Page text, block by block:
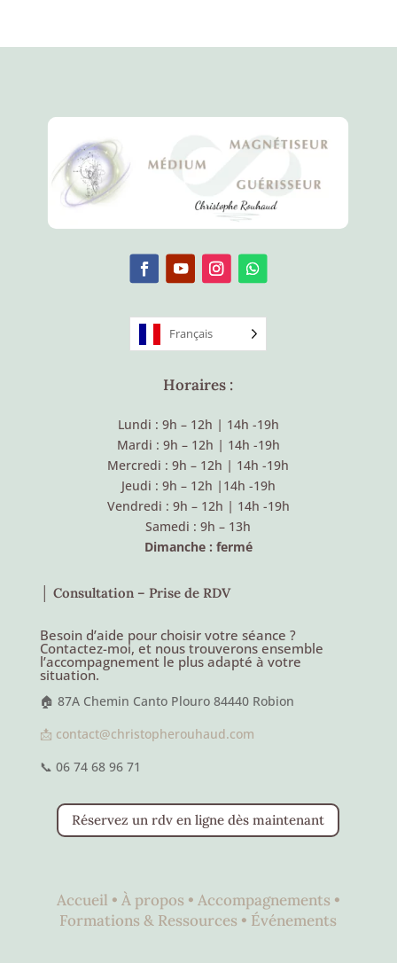
Français
Horaires :
Lundi : 9h – 12h | 14h -19h
Mardi : 9h – 12h | 14h -19h
Mercredi : 9h – 12h | 14h -19h
Jeudi : 9h – 12h | 14h -19h
Vendredi : 9h – 12h | 14h -19h
Samedi : 9h – 13h
Dimanche : fermé
│ Consultation – Prise de RDV
Besoin d’aide pour choisir votre séance ?
Contactez-moi, et nous trouverons ensemble
l’accompagnement le plus adapté à votre
situation.
🏠 87A Chemin Canto Plouro 84440 Robion
📩 contact@christopherouhaud.com
📞 06 74 68 96 71
Réservez un rdv en ligne dès maintenant
Accueil • À propos • Accompagnements •
Formations & Ressources • Événements